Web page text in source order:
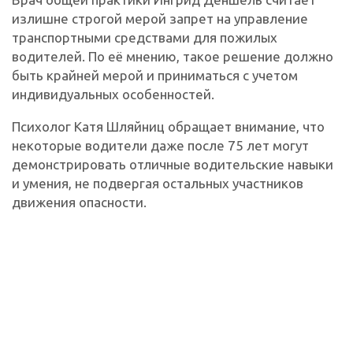
излишне строгой мерой запрет на управление
транспортными средствами для пожилых
водителей. По её мнению, такое решение должно
быть крайней мерой и приниматься с учетом
индивидуальных особенностей.
Психолог Катя Шляйниц обращает внимание, что
некоторые водители даже после 75 лет могут
демонстрировать отличные водительские навыки
и умения, не подвергая остальных участников
движения опасности.